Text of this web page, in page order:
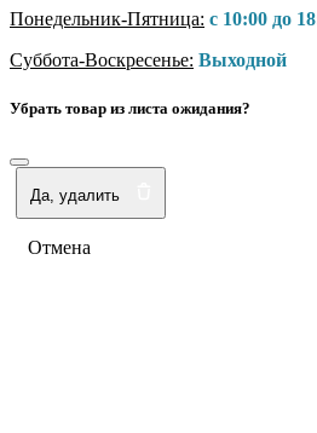
Понедельник-Пятница: с 10:00 до
Суббота-Воскресенье: Выходной
Убрать товар из листа ожидания?
Да, удалить
Отмена